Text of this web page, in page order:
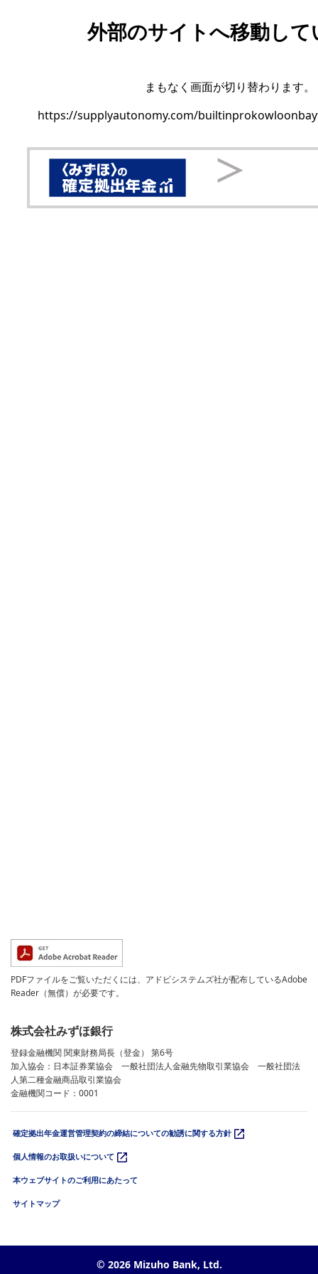
外部のサイトへ移動し
まもなく画面が切り替わります。
https://supplyautonomy.com/
PDFファイルをご覧いただくには、アドビシステムズ社が配布しているAdobe
Reader（無償）が必要です。
株式会社みずほ銀行
登録金融機関 関東財務局長（登金） 第6号
加入協会：日本証券業協会 一般社団法人金融先物取引業協会 一般社団法
人第二種金融商品取引業協会
金融機関コード：0001
確定拠出年金運営管理契約の締結についての勧誘に関する方針
個人情報のお取扱いについて
本ウェブサイトのご利用にあたって
サイトマップ
© 2026 Mizuho Bank, Ltd.